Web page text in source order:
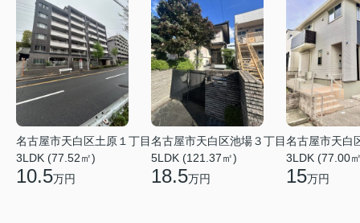
名古屋市天白区土原１丁目
3LDK (77.52㎡)
10.5万円
名古屋市天白区池場３丁目
5LDK (121.37㎡)
18.5万円
名古屋市天白
3LDK (77.00
15万円